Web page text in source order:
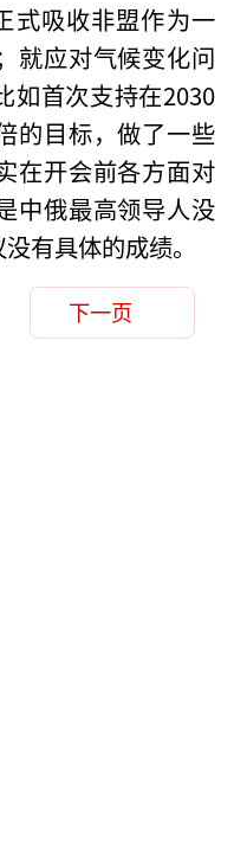
式吸收非盟作为一
就应对气候变化问
如首次支持在2030
的目标，做了一些
在开会前各方面对
中俄最高领导人没
有具体的成绩。
下一页